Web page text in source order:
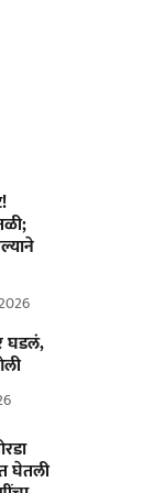
घडलं,
घेतली